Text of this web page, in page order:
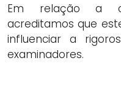
Em relação a
acreditamos que
influenciar a
examinadores.